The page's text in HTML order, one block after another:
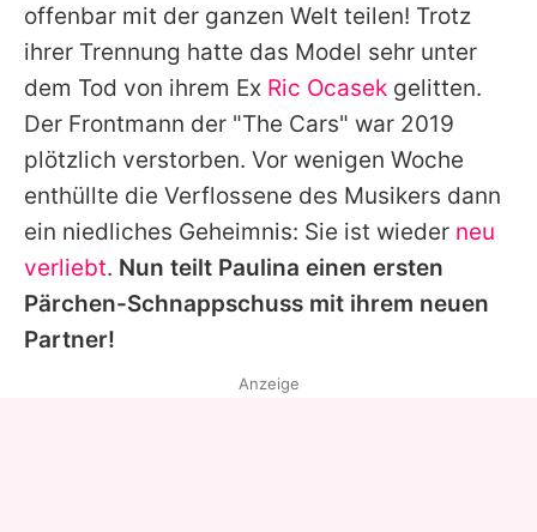
Datenschutzerklärung
Nutzungsbedingungen
Utiq verwalten
offenbar mit der ganzen Welt teilen! Trotz
ihrer Trennung hatte das Model sehr unter
dem Tod von ihrem Ex Ric Ocasek gelitten.
Der Frontmann der "The Cars" war 2019
plötzlich verstorben. Vor wenigen Woche
enthüllte die Verflossene des Musikers dann
ein niedliches Geheimnis: Sie ist wieder neu
verliebt. Nun teilt Paulina einen ersten
Pärchen-Schnappschuss mit ihrem neuen
Partner!
Anzeige